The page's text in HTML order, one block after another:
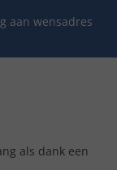
aan wensadres
als dank een